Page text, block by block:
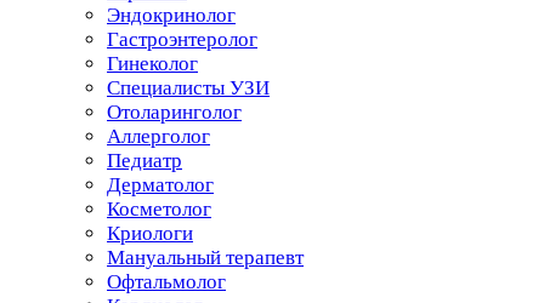
Эндокринолог
Гастроэнтеролог
Гинеколог
Специалисты УЗИ
Отоларинголог
Аллерголог
Педиатр
Дерматолог
Косметолог
Криологи
Мануальный терапевт
Офтальмолог